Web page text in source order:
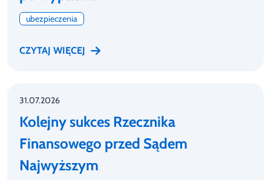
ubezpieczenia
CZYTAJ WIĘCEJ
31.07.2026
Kolejny sukces Rzecznika
Finansowego przed Sądem
Najwyższym